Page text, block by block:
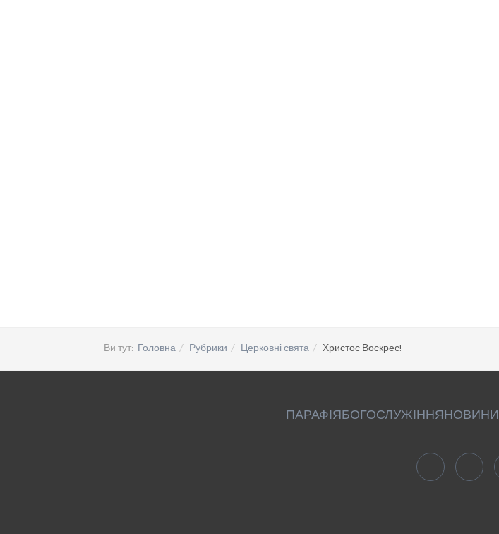
Ви тут: Головна Рубрики Церковні свята Христос Воскрес!
ПАРАФІЯБОГОСЛУЖІННЯНОВИНИ